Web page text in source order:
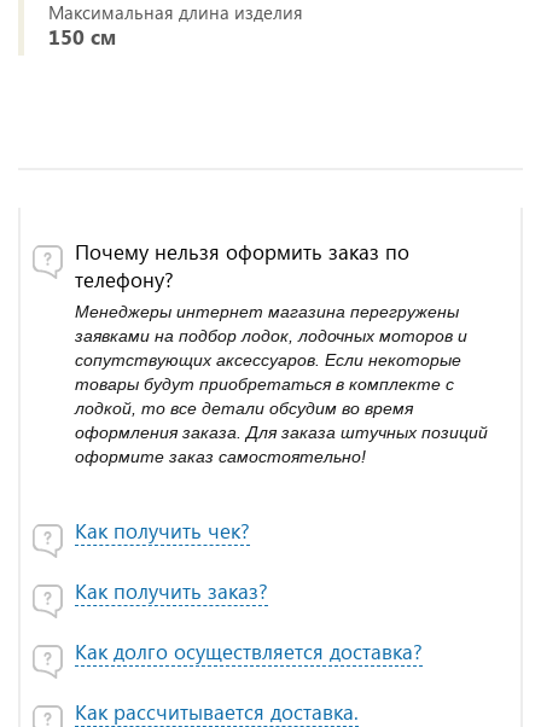
Максимальная длина изделия
150 см
Почему нельзя оформить заказ по
телефону?
Менеджеры интернет магазина перегружены
заявками на подбор лодок, лодочных моторов и
сопутствующих аксессуаров. Если некоторые
товары будут приобретаться в комплекте с
лодкой, то все детали обсудим во время
оформления заказа. Для заказа штучных позиций
оформите заказ самостоятельно!
Как получить чек?
Как получить заказ?
Как долго осуществляется доставка?
Как рассчитывается доставка.